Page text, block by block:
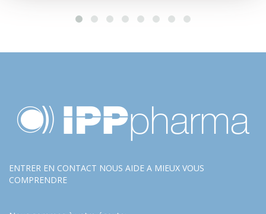
ENTRER EN CONTACT NOUS AIDE A MIEUX VOUS
COMPRENDRE